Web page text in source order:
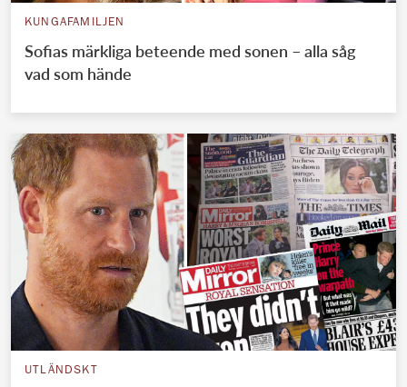
KUNGAFAMILJEN
Sofias märkliga beteende med sonen – alla såg
vad som hände
UTLÄNDSKT